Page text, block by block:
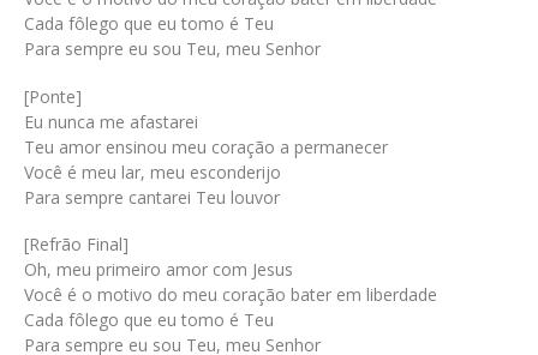
Cada fôlego que eu tomo é Teu
Para sempre eu sou Teu, meu Senhor
[Ponte]
Eu nunca me afastarei
Teu amor ensinou meu coração a permanecer
Você é meu lar, meu esconderijo
Para sempre cantarei Teu louvor
[Refrão Final]
Oh, meu primeiro amor com Jesus
Você é o motivo do meu coração bater em liberdade
Cada fôlego que eu tomo é Teu
Para sempre eu sou Teu, meu Senhor